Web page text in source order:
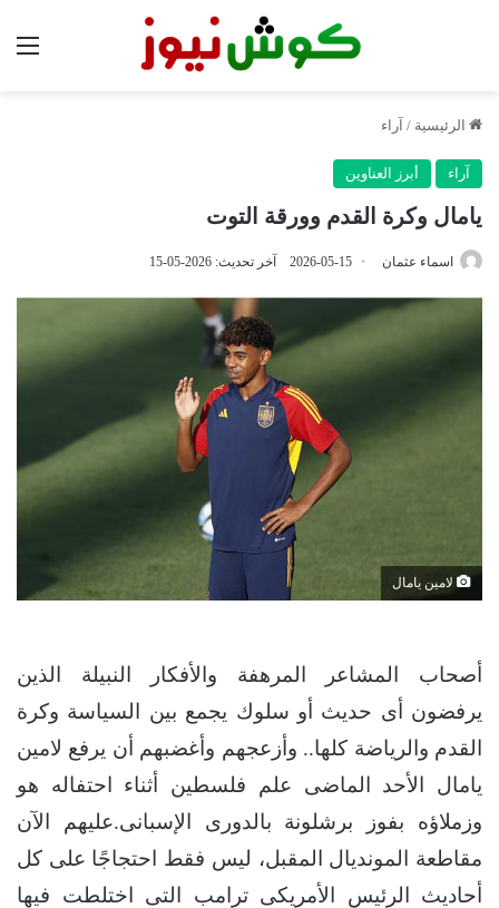
الرئيسية / آراء
آراء أبرز العناوين
يامال وكرة القدم وورقة التوت
اسماء عثمان 2026-05-15 آخر تحديث: 2026-05-15
لامين يامال
أصحاب المشاعر المرهفة والأفكار النبيلة الذين
يرفضون أى حديث أو سلوك يجمع بين السياسة وكرة
القدم والرياضة كلها.. وأزعجهم وأغضبهم أن يرفع لامين
يامال الأحد الماضى علم فلسطين أثناء احتفاله هو
وزملاؤه بفوز برشلونة بالدورى الإسبانى.عليهم الآن
مقاطعة المونديال المقبل، ليس فقط احتجاجًا على كل
أحاديث الرئيس الأمريكى ترامب التى اختلطت فيها